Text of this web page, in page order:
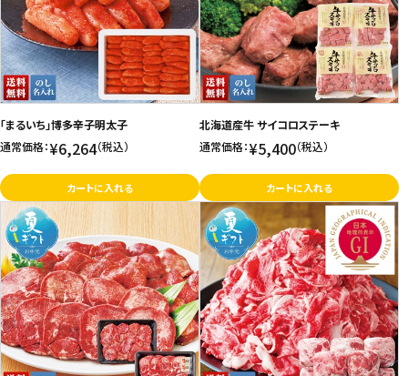
「まるいち」博多辛子明太子
通常価格：¥6,264（税込）
カートに入れる
北海道産牛 サイコロステーキ
通常価格：¥5,400（税込）
カートに入れる